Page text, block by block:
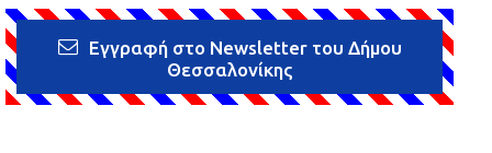
Εγγραφή στο Newsletter του Δήμου
Θεσσαλονίκης